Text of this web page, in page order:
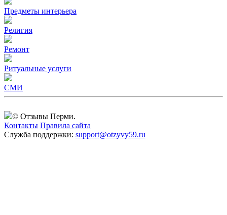
Предметы интерьера
Религия
Ремонт
Ритуальные услуги
СМИ
© Отзывы Перми.
Контакты Правила сайта
Служба поддержки: support@otzyvy59.ru